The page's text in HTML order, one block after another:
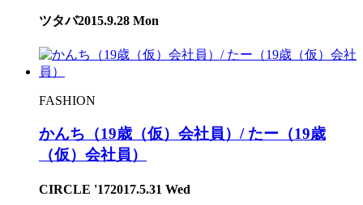
ツタバ2015.9.28 Mon
FASHION
かんち（19歳（仮）会社員）/ たー（19歳
（仮）会社員）
CIRCLE '172017.5.31 Wed